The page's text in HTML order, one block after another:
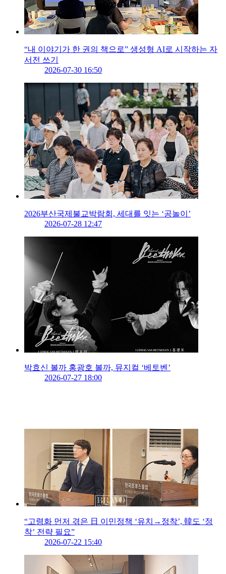
“내 이야기가 한 권의 책으로” 생성형 AI로 시작하는 자
서전 쓰기
2026-07-30 16:50
2026부산국제불교박람회, 세대를 잇는 ‘공놀이’
2026-07-28 12:47
박효신 볼까 홍광호 볼까, 뮤지컬 ‘베토벤’
2026-07-27 18:00
“고령화 먼저 겪은 日 이민정책 ‘유치→정착’, 韓도 ‘정
착’ 전략 필요”
2026-07-22 15:40